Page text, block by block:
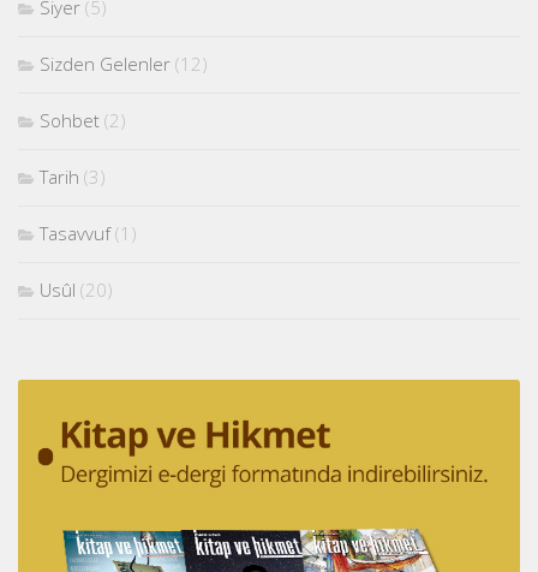
Siyer (5)
Sizden Gelenler (12)
Sohbet (2)
Tarih (3)
Tasavvuf(1)
Usûl (20)